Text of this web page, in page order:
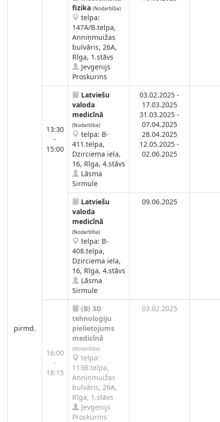
pirmd.
fizika (Nodarbība)
telpa:
147A/B.telpa,
Anniņmuižas
bulvāris, 26A,
Rīga, 1.stāvs
Jevgenijs
Proskurins
13:30
-
15:00
Latviešu
valoda
medicīnā
(Nodarbība)
telpa: B-
411.telpa,
Dzirciema iela,
16, Rīga, 4.stāvs
Lāsma
Sirmule
03.02.2025 -
17.03.2025
31.03.2025 -
07.04.2025
28.04.2025
12.05.2025 -
02.06.2025
Latviešu
valoda
medicīnā
(Nodarbība)
telpa: B-
408.telpa,
Dzirciema iela,
16, Rīga, 4.stāvs
Lāsma
Sirmule
09.06.2025
16:00
-
18:15
(B) 3D
tehnoloģiju
pielietojums
medicīnā
(Nodarbība)
telpa:
113B.telpa,
Anniņmuižas
bulvāris, 26A,
Rīga, 1.stāvs
Jevgenijs
Proskurins
03.02.2025